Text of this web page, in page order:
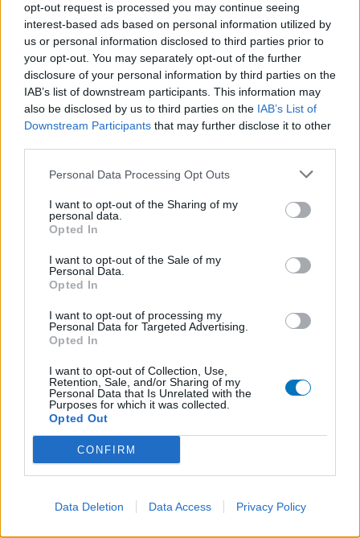
opt-out request is processed you may continue seeing
interest-based ads based on personal information utilized by
us or personal information disclosed to third parties prior to
your opt-out. You may separately opt-out of the further
disclosure of your personal information by third parties on the
IAB’s list of downstream participants. This information may
also be disclosed by us to third parties on the IAB’s List of
Downstream Participants that may further disclose it to other
Personal Data Processing Opt Outs
I want to opt-out of the Sharing of my
personal data.
Opted In
I want to opt-out of the Sale of my
Personal Data.
Opted In
I want to opt-out of processing my
Personal Data for Targeted Advertising.
Opted In
I want to opt-out of Collection, Use,
Retention, Sale, and/or Sharing of my
Personal Data that Is Unrelated with the
Purposes for which it was collected.
Opted Out
CONFIRM
Data Deletion Data Access Privacy Policy